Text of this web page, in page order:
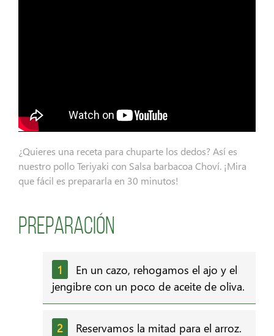
¿Quieres una receta para chuparte los dedos? Así es
nuestro pollo Teriyaki con Salsa barbacoa Choví. ¡Mira
que fácil es prepararla en 30 minutos!
Preparación
En un cazo, rehogamos el ajo y el
jengibre con un poco de aceite de oliva.
Reservamos la mitad para el arroz.